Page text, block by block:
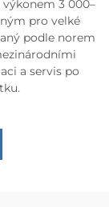
3 000–
pro velké
podle norem
a servis po